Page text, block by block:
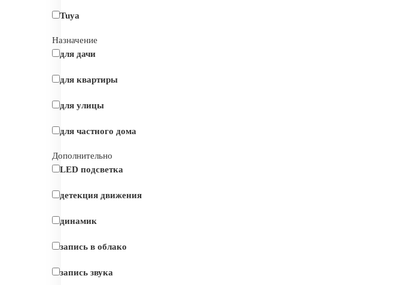
Tuya
Назначение
для дачи
для квартиры
для улицы
для частного дома
Дополнительно
LED подсветка
детекция движения
динамик
запись в облако
запись звука